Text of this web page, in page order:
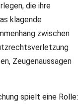
die ihre
klagende
zwischen
Zeugenaussagen
spielt eine Rolle: